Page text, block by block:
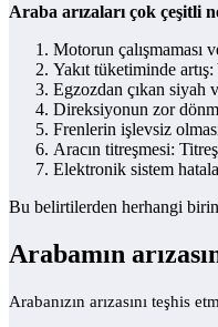
Araba arızaları çok çeşitli
Motorun çalışmaması
Yakıt tüketiminde
Egzozdan çıkan siyah
Direksiyonun zor
Frenlerin işlevsiz
Aracın titreşmesi:
Elektronik sistem
Bu belirtilerden herhangi
Arabamın
Arabanızın arızasını teşhis